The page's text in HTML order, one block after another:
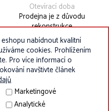
Otevírací doba
Prodejna je z důvodu
rekonstrukce
dočasně uzavřena.
nabídnout kvalitní
cookies. Prohlížením
Pro více informací o
navštivte článek
Marketingové
Analytické